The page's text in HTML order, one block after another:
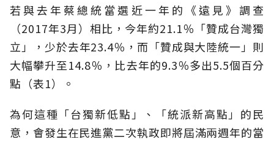
若與去年蔡總統當選近一年的《遠見》調查
（2017年3月）相比，今年約21.1％「贊成台灣獨
立」，少於去年23.4％，而「贊成與大陸統一」則
大幅攀升至14.8％，比去年的9.3％多出5.5個百分
點（表1）。
為何這種「台獨新低點」、「統派新高點」的民
意，會發生在民進黨二次執政即將屆滿兩週年的當